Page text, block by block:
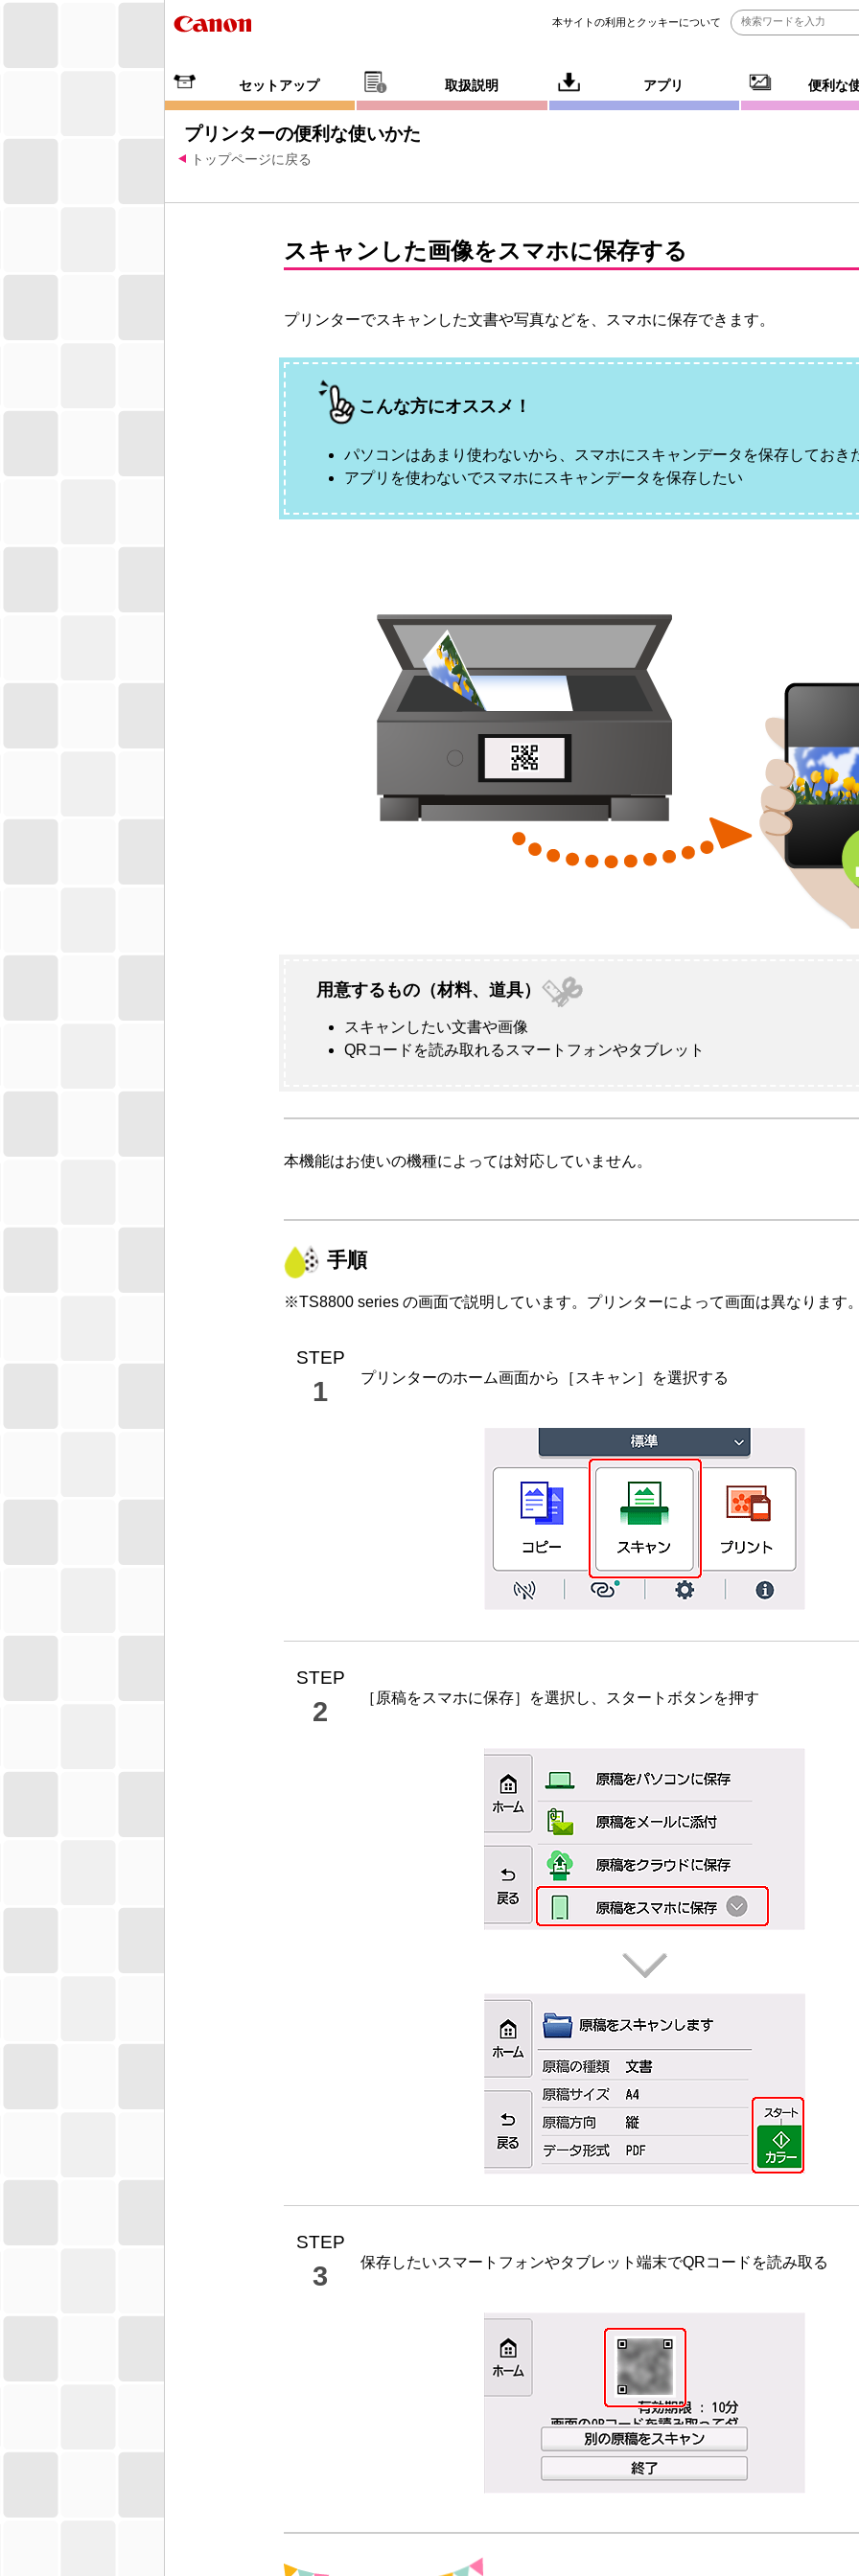
本サイトの利用とクッキーについて
セットアップ 取扱説明 アプリ 便利な
プリンターの便利な使いかた
トップページに戻る
スキャンした画像をスマホに保存する
プリンターでスキャンした文書や写真などを、スマホに保存できます。
こんな方にオススメ！
パソコンはあまり使わないから、スマホにスキャンデータを保存しておき
アプリを使わないでスマホにスキャンデータを保存したい
用意するもの（材料、道具）
スキャンしたい文書や画像
QRコードを読み取れるスマートフォンやタブレット
本機能はお使いの機種によっては対応していません。
手順
※TS8800 series の画面で説明しています。プリンターによって画面は異なります
STEP
1 プリンターのホーム画面から［スキャン］を選択する
STEP
2 ［原稿をスマホに保存］を選択し、スタートボタンを押す
STEP
3 保存したいスマートフォンやタブレット端末でQRコードを読み取る